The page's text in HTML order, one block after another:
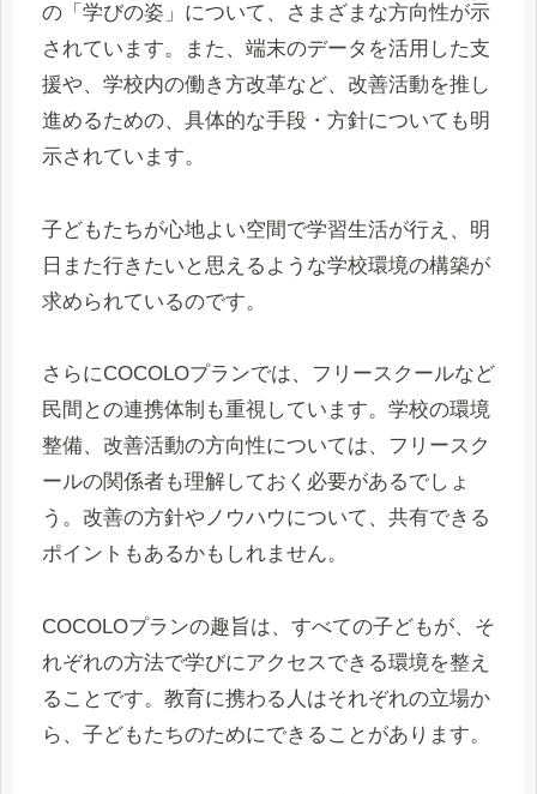
の「学びの姿」について、さまざまな方向性が示
されています。また、端末のデータを活用した支
援や、学校内の働き方改革など、改善活動を推し
進めるための、具体的な手段・方針についても明
示されています。
子どもたちが心地よい空間で学習生活が行え、明
日また行きたいと思えるような学校環境の構築が
求められているのです。
さらにCOCOLOプランでは、フリースクールなど
民間との連携体制も重視しています。学校の環境
整備、改善活動の方向性については、フリースク
ールの関係者も理解しておく必要があるでしょ
う。改善の方針やノウハウについて、共有できる
ポイントもあるかもしれません。
COCOLOプランの趣旨は、すべての子どもが、そ
れぞれの方法で学びにアクセスできる環境を整え
ることです。教育に携わる人はそれぞれの立場か
ら、子どもたちのためにできることがあります。